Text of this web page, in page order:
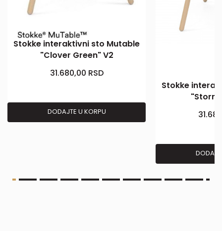
Stokke interaktivni sto Mutable
"Clover Green" V2
31.680,00 RSD
DODAJTE U KORPU
Stokke
"Storm